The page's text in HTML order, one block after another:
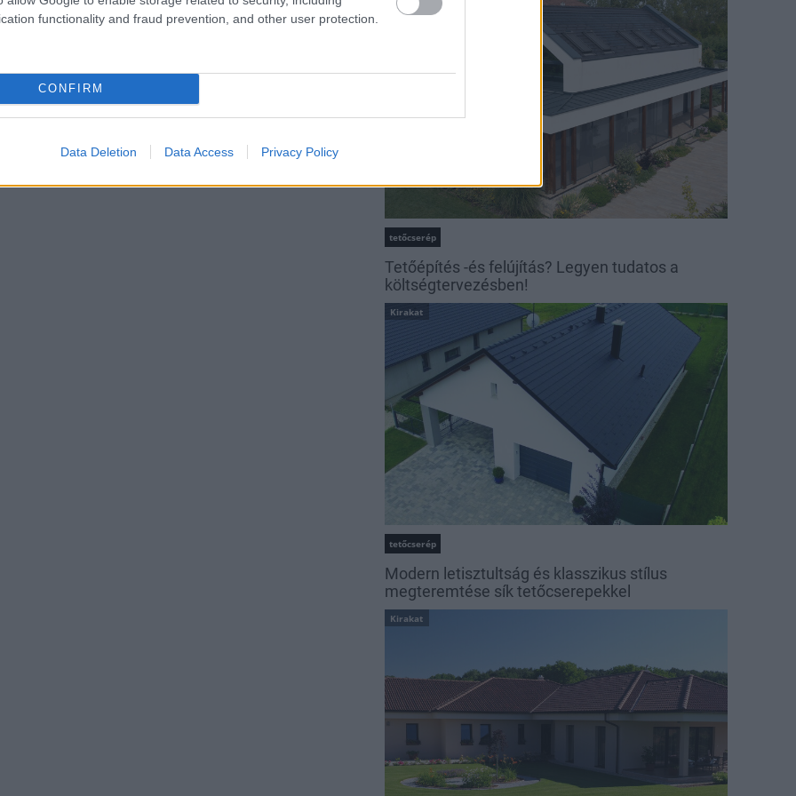
functionality and fraud prevention, and other user protection.
CONFIRM
Data Deletion Data Access Privacy Policy
Kirakat
tetőcserép
Tetőépítés -és felújítás? Legyen tudatos a
költségtervezésben!
Kirakat
tetőcserép
Modern letisztultság és klasszikus stílus
megteremtése sík tetőcserepekkel
Kirakat